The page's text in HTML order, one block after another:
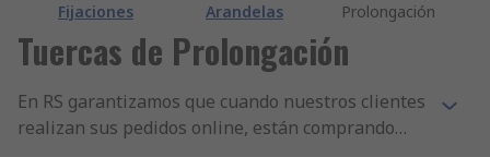
Fijaciones
Arandelas
Prolongación
Tuercas de Prolongación
En RS garantizamos que cuando nuestros clientes
realizan sus pedidos online, están comprando